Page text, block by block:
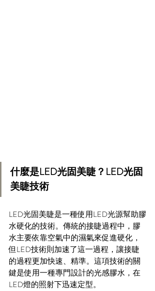
什麼是LED光固美睫？LED光固
美睫技術
LED光固美睫是一種使用LED光源幫助膠
水硬化的技術。傳統的接睫過程中，膠
水主要依靠空氣中的濕氣來促進硬化，
但LED技術則加速了這一過程，讓接睫
的過程更加快速、精準。這項技術的關
鍵是使用一種專門設計的光感膠水，在
LED燈的照射下迅速定型。